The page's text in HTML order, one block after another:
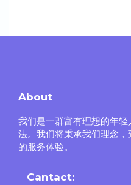
About
我们是一群富有理想的年
法。我们将秉承我们理念
的服务体验。
Cantact: